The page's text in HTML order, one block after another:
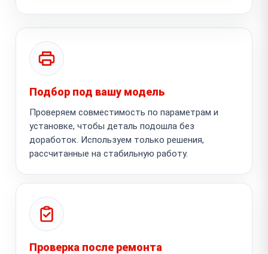
Подбор под вашу модель
Проверяем совместимость по параметрам и
установке, чтобы деталь подошла без
доработок. Используем только решения,
рассчитанные на стабильную работу.
Проверка после ремонта